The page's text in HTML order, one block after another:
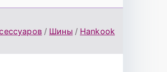
Шины Hankook